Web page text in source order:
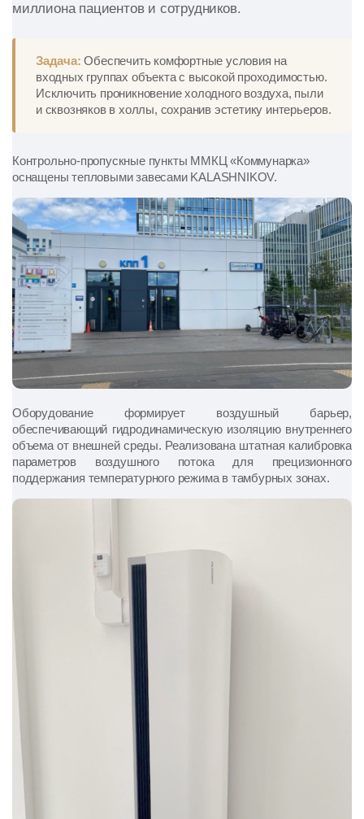
миллиона пациентов и сотрудников.
Задача: Обеспечить комфортные условия на
входных группах объекта с высокой проходимостью.
Исключить проникновение холодного воздуха, пыли
и сквозняков в холлы, сохранив эстетику интерьеров.
Контрольно-пропускные пункты ММКЦ «Коммунарка»
оснащены тепловыми завесами KALASHNIKOV.
Оборудование формирует воздушный барьер,
обеспечивающий гидродинамическую изоляцию внутреннего
объема от внешней среды. Реализована штатная калибровка
параметров воздушного потока для прецизионного
поддержания температурного режима в тамбурных зонах.